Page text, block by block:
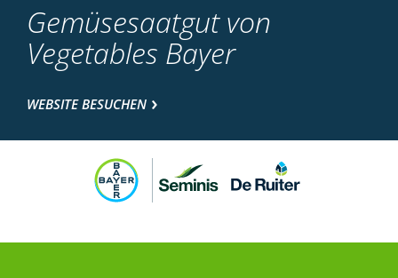
Gemüsesaatgut von
Vegetables Bayer
WEBSITE BESUCHEN